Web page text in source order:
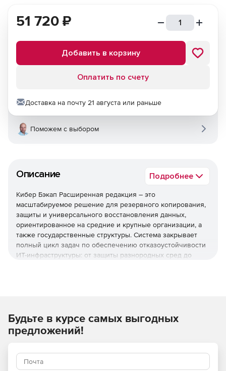
Описание Подробнее
Кибер Бэкап Расширенная редакция – это
масштабируемое решение для резервного копирования,
защиты и универсального восстановления данных,
ориентированное на средние и крупные организации, а
также государственные структуры. Система закрывает
полный цикл задач по обеспечению отказоустойчивости
ИТ-инфраструктуры: от защиты разнородных сред до
быстрого восстановления данных и соответствия
регуляторным требованиям при оптимальной стоимости
владения.
Необходимо приобрести
51 720 ₽
Добавить в корзину
Оплатить по счету
Доставка на почту 21 августа или раньше
Поможем с выбором
Будьте в курсе самых выгодных
предложений!